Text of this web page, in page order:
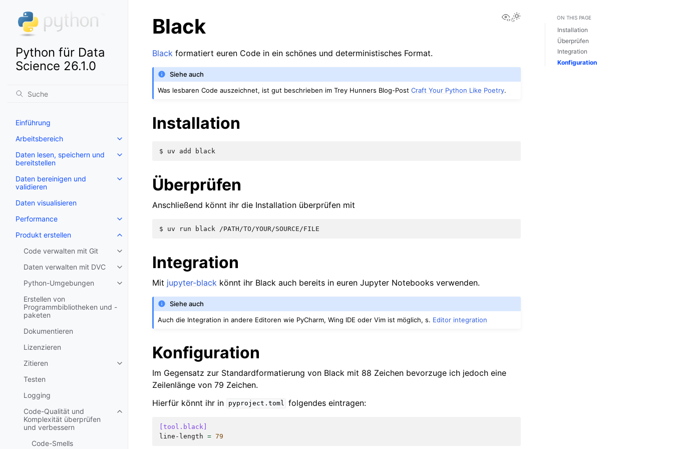
Python für Data
Science 26.1.0
Einführung
Arbeitsbereich
Daten lesen, speichern und
bereitstellen
Daten bereinigen und
validieren
Daten visualisieren
Performance
Produkt erstellen
Code verwalten mit Git
Daten verwalten mit DVC
Python-Umgebungen
Erstellen von
Programmbibliotheken und -
paketen
Dokumentieren
Lizenzieren
Zitieren
Testen
Logging
Code-Qualität und
Komplexität überprüfen
und verbessern
Code-Smells
View this page
Black
Black formatiert euren Code in ein schönes und deterministisches Format.
Siehe auch
Was lesbaren Code auszeichnet, ist gut beschrieben im Trey Hunners Blog-PostCraft Your Python Like Poetry.
Installation
$ uv add
Überprüfen
Anschließend könnt ihr die Installation überprüfen mit
$ uv run black
Integration
Mit jupyter-black könnt ihr Black auch bereits in euren Jupyter Notebooks verwenden.
Siehe auch
Auch die Integration in andere Editoren wie PyCharm, Wing IDE oder Vim ist möglich, s. Editor integration
Konfiguration
Im Gegensatz zur Standardformatierung von Black mit 88 Zeichen bevorzuge ich jedoch eine
Zeilenlänge von 79 Zeichen.
Hierfür könnt ihr in
pyproject.toml folgendes eintragen:
[tool.black]
line-length = 79
ON THIS PAGE
Installation
Überprüfen
Integration
Konfiguration